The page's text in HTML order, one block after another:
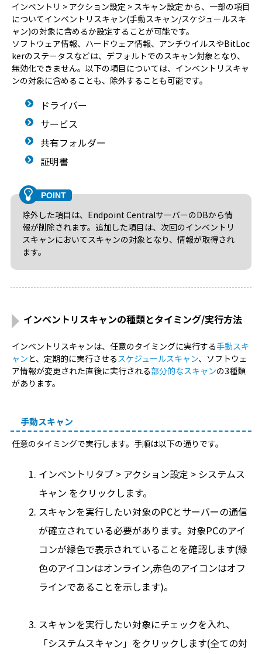
インベントリ > アクション設定 > スキャン設定 から、一部の項目
についてインベントリスキャン(手動スキャン/スケジュールスキ
ャン)の対象に含めるか設定することが可能です。
ソフトウェア情報、ハードウェア情報、アンチウイルスやBitLoc
kerのステータスなどは、デフォルトでのスキャン対象となり、
無効化できません。以下の項目については、インベントリスキャ
ンの対象に含めることも、除外することも可能です。
ドライバー
サービス
共有フォルダー
証明書
除外した項目は、Endpoint CentralサーバーのDBから情
報が削除されます。追加した項目は、次回のインベントリ
スキャンにおいてスキャンの対象となり、情報が取得され
ます。
インベントリスキャンの種類とタイミング/実行方法
インベントリスキャンは、任意のタイミングに実行する手動スキ
ャンと、定期的に実行させるスケジュールスキャン、ソフトウェ
ア情報が変更された直後に実行される部分的なスキャンの3種類
があります。
手動スキャン
任意のタイミングで実行します。手順は以下の通りです。
インベントリタブ > アクション設定 > システムス
キャン をクリックします。
スキャンを実行したい対象のPCとサーバーの通信
が確立されている必要があります。対象PCのアイ
コンが緑色で表示されていることを確認します(緑
色のアイコンはオンライン,赤色のアイコンはオフ
ラインであることを示します)。
スキャンを実行したい対象にチェックを入れ、
「システムスキャン」をクリックします(全ての対